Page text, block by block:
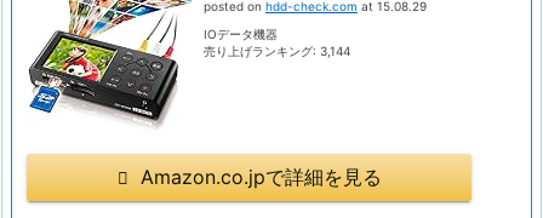
posted on hdd-check.com at 15.08.29
IOデータ機器
売り上げランキング: 3,144
Amazon.co.jpで詳細を見る